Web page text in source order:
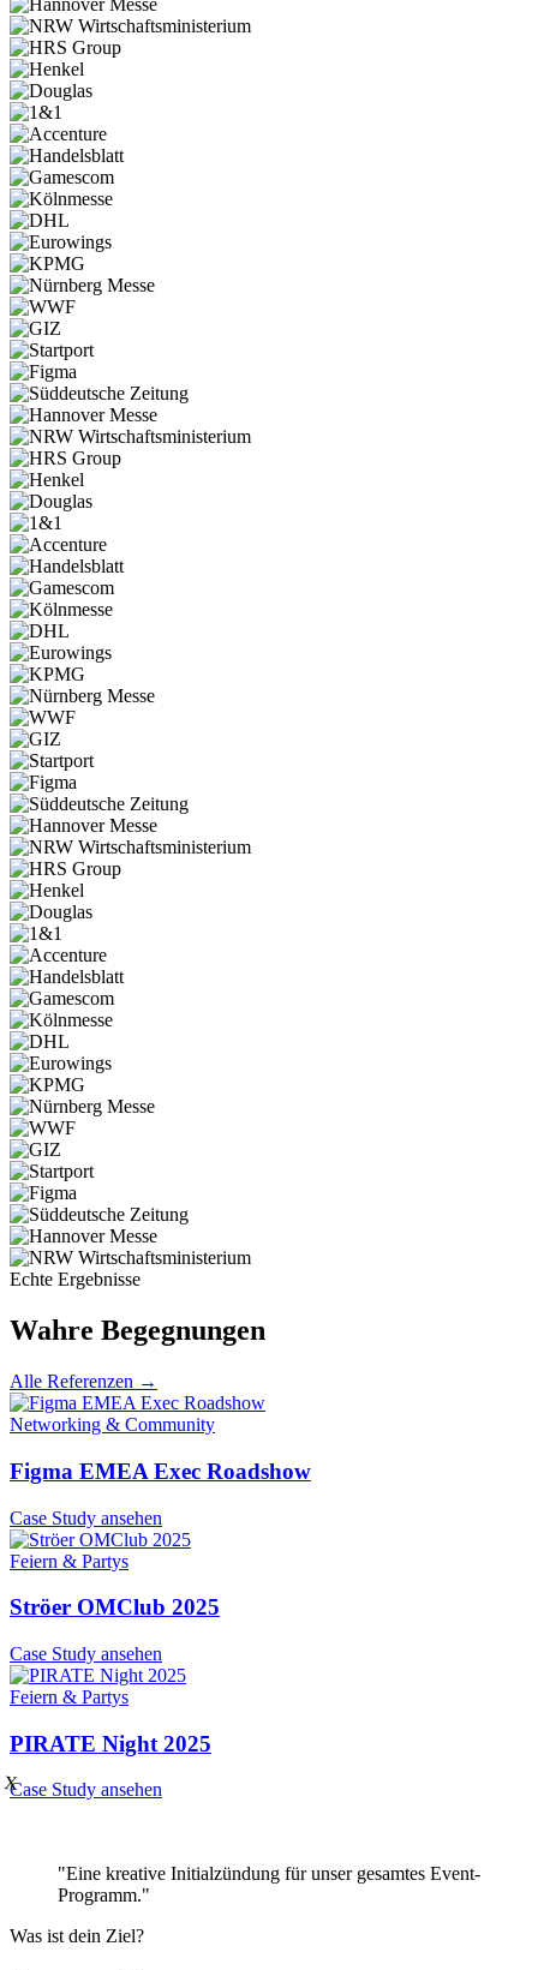
Echte Ergebnisse
Wahre Begegnungen
Alle Referenzen →
Networking & Community
Figma EMEA Exec Roadshow
Case Study ansehen
Feiern & Partys
Ströer OMClub 2025
Case Study ansehen
Feiern & Partys
PIRATE Night 2025
Case Study ansehen
X
"Eine kreative Initialzündung für unser gesamtes Event-
Programm."
Was ist dein Ziel?